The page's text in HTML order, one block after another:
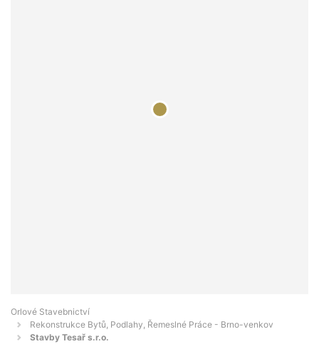
Orlové Stavebnictví
Rekonstrukce Bytů, Podlahy, Řemeslné Práce - Brno-venkov
Stavby Tesař s.r.o.